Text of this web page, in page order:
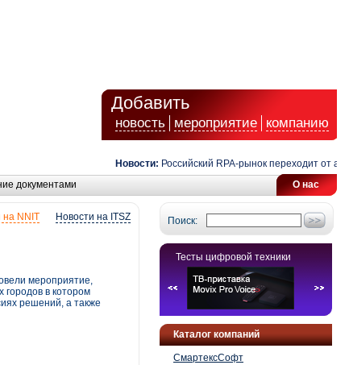
Добавить
новость мероприятие компанию
Новости: Российский RPA-рынок переходит от
О нас
документами
Поиск:
Тесты цифровой техники
Каталог компаний
СмартексСофт
Новости на ITSZ
на NNIT
мероприятие,
в котором
решений, а также